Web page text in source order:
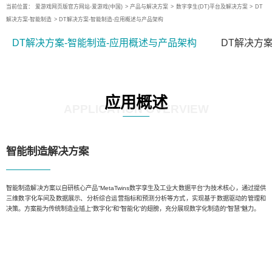
当前位置： 爱游戏网页版官方网站-爱游戏(中国) > 产品与解决方案 > 数字孪生(DT)平台及解决方案 > DT
解决方案-智能制造 > DT解决方案-智能制造-应用概述与产品架构
DT解决方案-智能制造-应用概述与产品架构 DT解决方
应用概述
APPLICATION OVERVIEW
智能制造解决方案
智能制造解决方案以自研核心产品“MetaTwins数字孪生及工业大数据平台”为技术核心，通过提供
三维数字化车间及数据展示、分析综合运营指标和预测分析等方式，实现基于数据驱动的管理和
决策。方案能为传统制造业插上“数字化”和“智能化”的翅膀，充分展现数字化制造的“智慧”魅力。